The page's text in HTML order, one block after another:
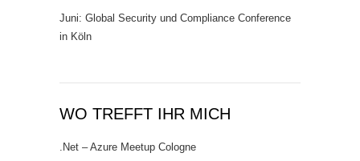
Juni: Global Security und Compliance Conference
in Köln
WO TREFFT IHR MICH
.Net – Azure Meetup Cologne